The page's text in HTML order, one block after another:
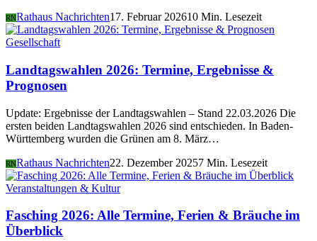
RNRathaus Nachrichten17. Februar 202610 Min. Lesezeit
Gesellschaft
Landtagswahlen 2026: Termine, Ergebnisse &
Prognosen
Update: Ergebnisse der Landtagswahlen – Stand 22.03.2026 Die
ersten beiden Landtagswahlen 2026 sind entschieden. In Baden-
Württemberg wurden die Grünen am 8. März…
RNRathaus Nachrichten22. Dezember 20257 Min. Lesezeit
Veranstaltungen & Kultur
Fasching 2026: Alle Termine, Ferien & Bräuche im
Überblick